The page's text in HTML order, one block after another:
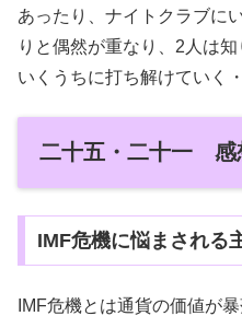
あったり、ナイトクラブに
りと偶然が重なり、2人は
いくうちに打ち解けていく・
二十五・二十一 感
IMF危機に悩まされる
IMF危機とは通貨の価値が